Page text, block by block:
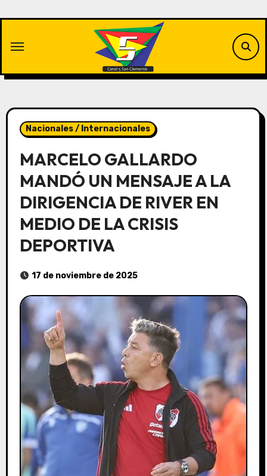
contenido
Nacionales / Internacionales
MARCELO GALLARDO
MANDÓ UN MENSAJE A LA
DIRIGENCIA DE RIVER EN
MEDIO DE LA CRISIS
DEPORTIVA
17 de noviembre de 2025